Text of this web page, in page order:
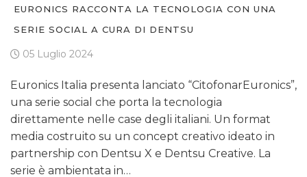
EURONICS RACCONTA LA TECNOLOGIA CON UNA
SERIE SOCIAL A CURA DI DENTSU
05 Luglio 2024
Euronics Italia presenta lanciato “CitofonarEuronics”,
una serie social che porta la tecnologia
direttamente nelle case degli italiani. Un format
media costruito su un concept creativo ideato in
partnership con Dentsu X e Dentsu Creative. La
serie è ambientata in…